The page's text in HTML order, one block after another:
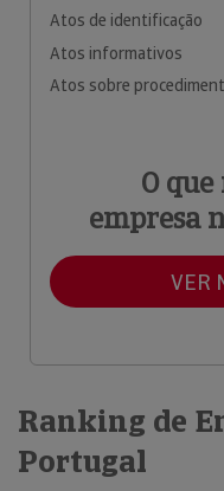
Atos de identificação
Atos informativos
Atos sobre
O
empresa
VER
Ranking de
Portugal